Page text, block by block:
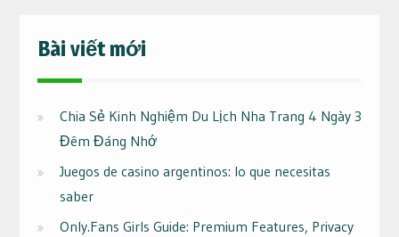
Bài viết mới
Chia Sẻ Kinh Nghiệm Du Lịch Nha Trang 4 Ngày 3
Đêm Đáng Nhớ
Juegos de casino argentinos: lo que necesitas
saber
Only.Fans Girls Guide: Premium Features, Privacy